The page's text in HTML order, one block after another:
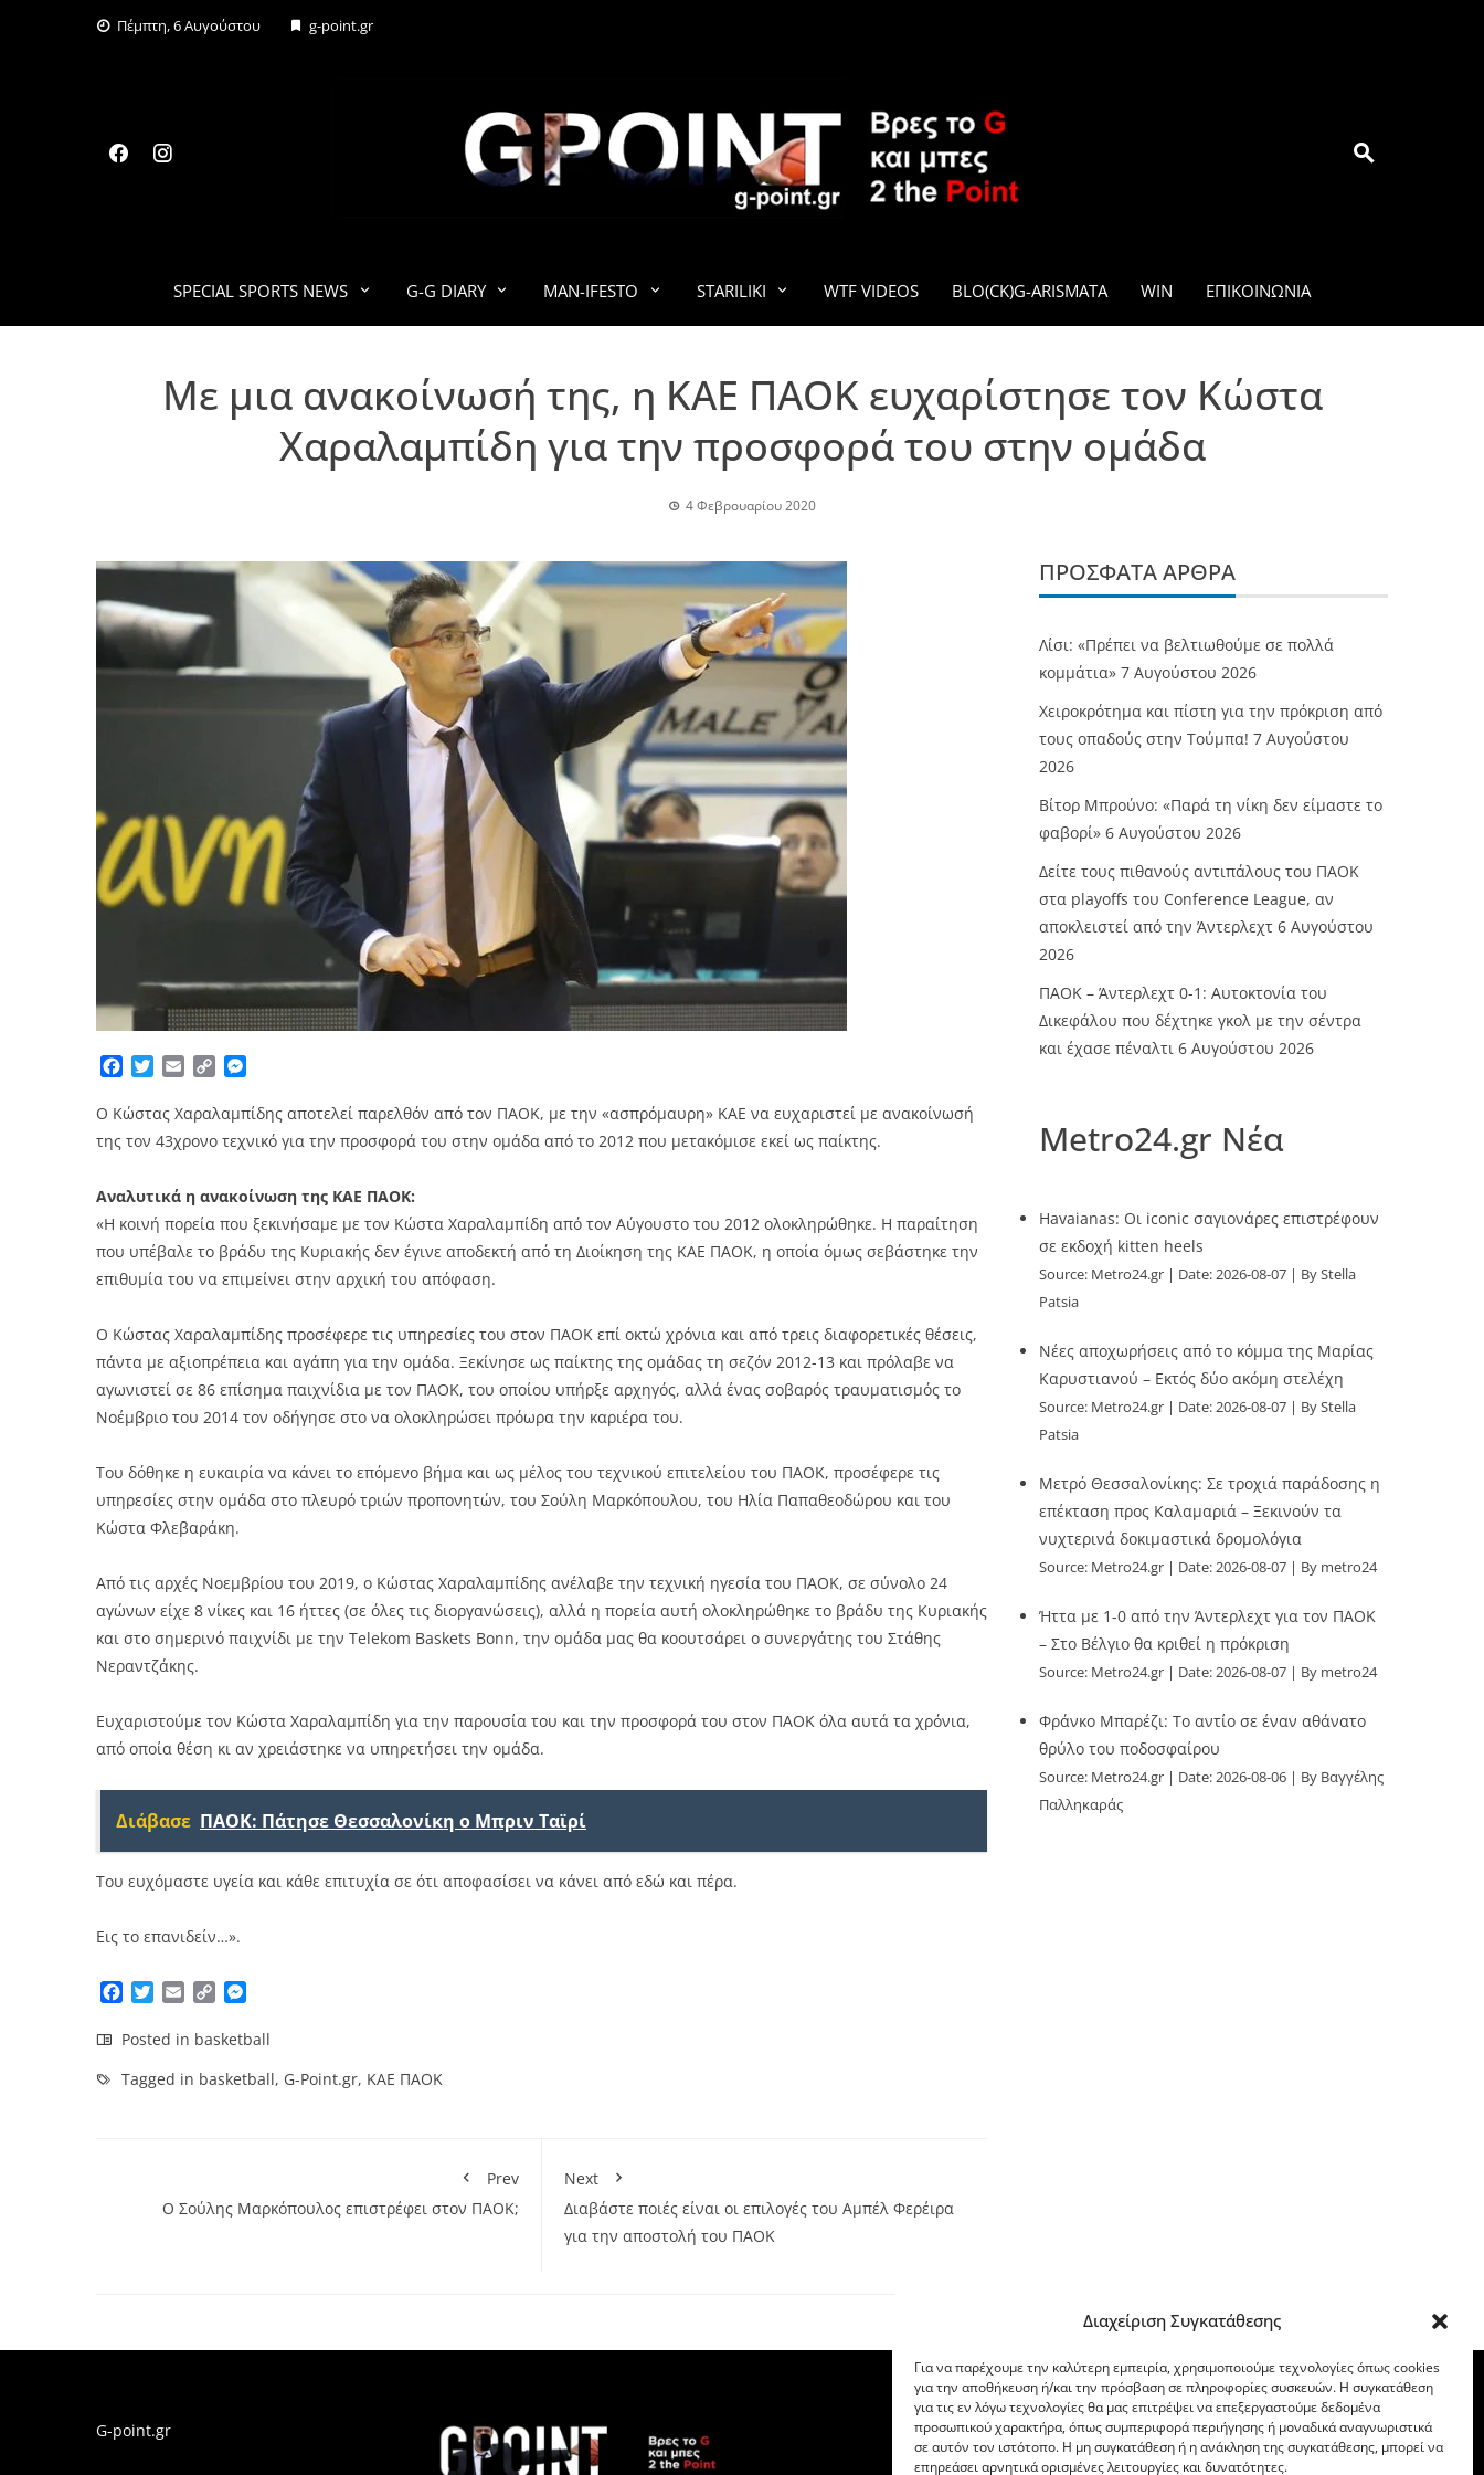
Διαχείριση Συγκατάθεσης
Για να παρέχουμε την καλύτερη εμπειρία, χρησιμοποιούμε τεχνολογίες όπως cookies
για την αποθήκευση ή/και την πρόσβαση σε πληροφορίες συσκευών. Η συγκατάθεση
για τις εν λόγω τεχνολογίες θα μας επιτρέψει να επεξεργαστούμε δεδομένα
προσωπικού χαρακτήρα, όπως συμπεριφορά περιήγησης ή μοναδικά αναγνωριστικά
σε αυτόν τον ιστότοπο. Η μη συγκατάθεση ή η ανάκληση της συγκατάθεσης, μπορεί να
επηρεάσει αρνητικά ορισμένες λειτουργίες και δυνατότητες.
Πέμπτη, 6 Αυγούστου g-point.gr
G-POINT.GR
SPECIAL SPORTS NEWS G-G DIARY MAN-IFESTO STARILIKI WTF VIDEOS BLO(CK)G-ARISMATA WIN ΕΠΙΚΟΙΝΩΝΊΑ
Με μια ανακοίνωσή της, η ΚΑΕ ΠΑΟΚ ευχαρίστησε τον Κώστα
Χαραλαμπίδη για την προσφορά του στην ομάδα
4 Φεβρουαρίου 2020
Facebook
TwitterEmailCopy
Ο Κώστας Χαραλαμπίδης αποτελεί παρελθόν από τον ΠΑΟΚ, με την «ασπρόμαυρη» ΚΑΕ να ευχαριστεί με ανακοίνωσή
της τον 43χρονο τεχνικό για την προσφορά του στην ομάδα από το 2012 που μετακόμισε εκεί ως παίκτης.
Αναλυτικά η ανακοίνωση της ΚΑΕ ΠΑΟΚ:
«Η κοινή πορεία που ξεκινήσαμε με τον Κώστα Χαραλαμπίδη από τον Αύγουστο του 2012 ολοκληρώθηκε. Η παραίτηση
που υπέβαλε το βράδυ της Κυριακής δεν έγινε αποδεκτή από τη Διοίκηση της ΚΑΕ ΠΑΟΚ, η οποία όμως σεβάστηκε την
επιθυμία του να επιμείνει στην αρχική του απόφαση.
Ο Κώστας Χαραλαμπίδης προσέφερε τις υπηρεσίες του στον ΠΑΟΚ επί οκτώ χρόνια και από τρεις διαφορετικές θέσεις,
πάντα με αξιοπρέπεια και αγάπη για την ομάδα. Ξεκίνησε ως παίκτης της ομάδας τη σεζόν 2012-13 και πρόλαβε να
αγωνιστεί σε 86 επίσημα παιχνίδια με τον ΠΑΟΚ, του οποίου υπήρξε αρχηγός, αλλά ένας σοβαρός τραυματισμός το
Νοέμβριο του 2014 τον οδήγησε στο να ολοκληρώσει πρόωρα την καριέρα του.
Του δόθηκε η ευκαιρία να κάνει το επόμενο βήμα και ως μέλος του τεχνικού επιτελείου του ΠΑΟΚ, προσέφερε τις
υπηρεσίες στην ομάδα στο πλευρό τριών προπονητών, του Σούλη Μαρκόπουλου, του Ηλία Παπαθεοδώρου και του
Κώστα Φλεβαράκη.
Από τις αρχές Νοεμβρίου του 2019, ο Κώστας Χαραλαμπίδης ανέλαβε την τεχνική ηγεσία του ΠΑΟΚ, σε σύνολο 24
αγώνων είχε 8 νίκες και 16 ήττες (σε όλες τις διοργανώσεις), αλλά η πορεία αυτή ολοκληρώθηκε το βράδυ της Κυριακής
και στο σημερινό παιχνίδι με την Telekom Baskets Bonn, την ομάδα μας θα κοουτσάρει ο συνεργάτης του Στάθης
Νεραντζάκης.
Ευχαριστούμε τον Κώστα Χαραλαμπίδη για την παρουσία του και την προσφορά του στον ΠΑΟΚ όλα αυτά τα χρόνια,
από οποία θέση κι αν χρειάστηκε να υπηρετήσει την ομάδα.
Διάβασε ΠΑΟΚ: Πάτησε Θεσσαλονίκη ο Μπριν Ταϊρί
Του ευχόμαστε υγεία και κάθε επιτυχία σε ότι αποφασίσει να κάνει από εδώ και πέρα.
Εις το επανιδείν…».
Facebook
TwitterEmailCopy
Posted in basketball
Tagged in basketball, G-Point.gr, ΚΑΕ ΠΑΟΚ
Prev
Ο Σούλης Μαρκόπουλος επιστρέφει στον ΠΑΟΚ;
Next
Διαβάστε ποιές είναι οι επιλογές του Αμπέλ Φερέιρα
για την αποστολή του ΠΑΟΚ
ΠΡΌΣΦΑΤΑ ΆΡΘΡΑ
Λίσι: «Πρέπει να βελτιωθούμε σε πολλά
κομμάτια» 7 Αυγούστου 2026
Χειροκρότημα και πίστη για την πρόκριση από
τους οπαδούς στην Τούμπα! 7 Αυγούστου
2026
Βίτορ Μπρούνο: «Παρά τη νίκη δεν είμαστε το
φαβορί» 6 Αυγούστου 2026
Δείτε τους πιθανούς αντιπάλους του ΠΑΟΚ
στα playoffs του Conference League, αν
αποκλειστεί από την Άντερλεχτ 6 Αυγούστου
2026
ΠΑΟΚ – Άντερλεχτ 0-1: Αυτοκτονία του
Δικεφάλου που δέχτηκε γκολ με την σέντρα
και έχασε πέναλτι 6 Αυγούστου 2026
Metro24.gr Νέα
Havaianas: Οι iconic σαγιονάρες επιστρέφουν
σε εκδοχή kitten heels
Source: Metro24.gr Date: 2026-08-07
By Stella
Patsia
Νέες αποχωρήσεις από το κόμμα της Μαρίας
Καρυστιανού – Εκτός δύο ακόμη στελέχη
Source: Metro24.gr Date: 2026-08-07
By Stella
Patsia
Μετρό Θεσσαλονίκης: Σε τροχιά παράδοσης η
επέκταση προς Καλαμαριά – Ξεκινούν τα
νυχτερινά δοκιμαστικά δρομολόγια
Source: Metro24.gr Date: 2026-08-07 By metro24
Ήττα με 1-0 από την Άντερλεχτ για τον ΠΑΟΚ
– Στο Βέλγιο θα κριθεί η πρόκριση
Source: Metro24.gr Date: 2026-08-07 By metro24
Φράνκο Μπαρέζι: Το αντίο σε έναν αθάνατο
θρύλο του ποδοσφαίρου
Source: Metro24.gr Date: 2026-08-06
By Βαγγέλης
Παλληκαράς
G-point.gr